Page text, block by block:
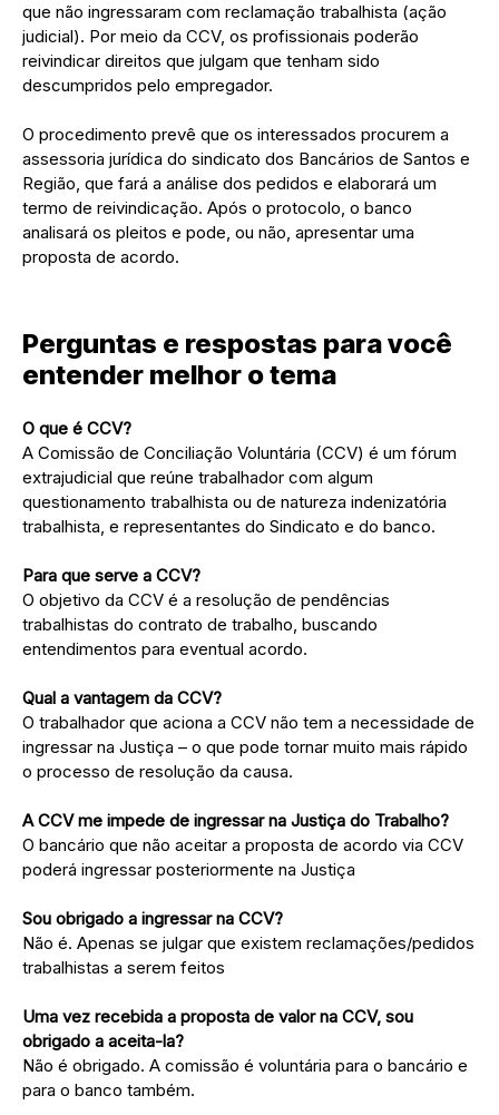
que não ingressaram com reclamação trabalhista (ação
judicial). Por meio da CCV, os profissionais poderão
reivindicar direitos que julgam que tenham sido
descumpridos pelo empregador.
O procedimento prevê que os interessados procurem a
assessoria jurídica do sindicato dos Bancários de Santos e
Região, que fará a análise dos pedidos e elaborará um
termo de reivindicação. Após o protocolo, o banco
analisará os pleitos e pode, ou não, apresentar uma
proposta de acordo.
Perguntas e respostas para você
entender melhor o tema
O que é CCV?
A Comissão de Conciliação Voluntária (CCV) é um fórum
extrajudicial que reúne trabalhador com algum
questionamento trabalhista ou de natureza indenizatória
trabalhista, e representantes do Sindicato e do banco.
Para que serve a CCV?
O objetivo da CCV é a resolução de pendências
trabalhistas do contrato de trabalho, buscando
entendimentos para eventual acordo.
Qual a vantagem da CCV?
O trabalhador que aciona a CCV não tem a necessidade de
ingressar na Justiça – o que pode tornar muito mais rápido
o processo de resolução da causa.
A CCV me impede de ingressar na Justiça do Trabalho?
O bancário que não aceitar a proposta de acordo via CCV
poderá ingressar posteriormente na Justiça
Sou obrigado a ingressar na CCV?
Não é. Apenas se julgar que existem reclamações/pedidos
trabalhistas a serem feitos
Uma vez recebida a proposta de valor na CCV, sou
obrigado a aceita-la?
Não é obrigado. A comissão é voluntária para o bancário e
para o banco também.